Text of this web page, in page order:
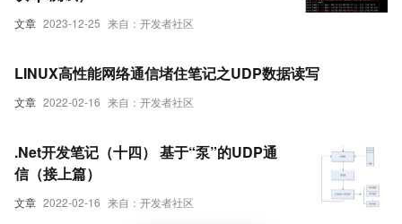
文章 2023-12-25 来自：开发者社区
文章 2022-02-16 来自：开发者社区
LINUX高性能网络通信堵住笔记之UDP数据读写
文章 2022-02-16 来自：开发者社区
.Net开发笔记（十四） 基于“泵”的UDP通
信（接上篇）